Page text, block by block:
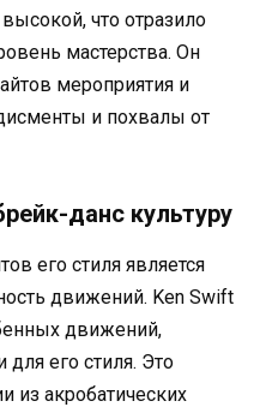
что отразило
мастерства. Он
мероприятия и
и похвалы от
данс культуру
его стиля является
движений. Ken Swift
движений,
его стиля. Это
из акробатических